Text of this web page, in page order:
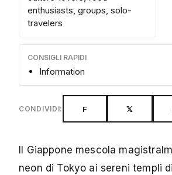
enthusiasts, groups, solo-
travelers
CONSIGLI RAPIDI
Information
CONDIVIDI: F 𝕏
Il Giappone mescola
neon di Tokyo ai sereni templi